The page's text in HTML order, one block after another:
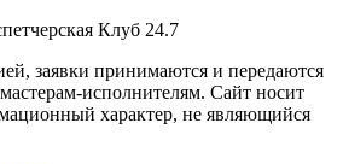
Клуб 24.7
заявки принимаются и передаются
Сайт носит
характер, не являющийся